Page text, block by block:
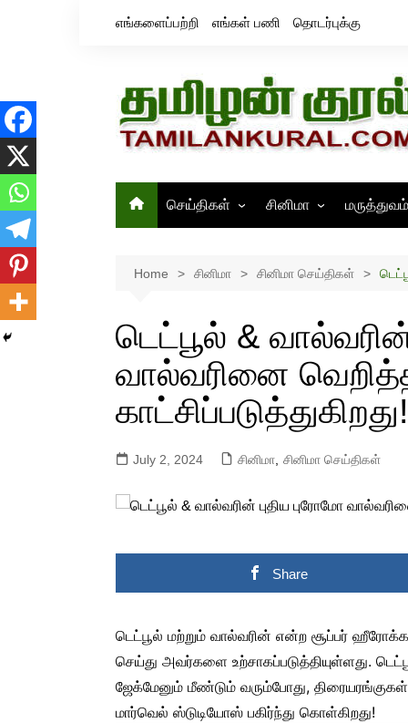
எங்களைப்பற்றி எங்கள் பணி தொடர்புக்கு
செய்திகள்
இந்தியா
சினிமா
திரைவிமர்சனம்
மருத்துவம்
Home சினிமா சினிமா செய்திகள்
டெட்பூல் &
வால்வரினை
காட்சிப்படுத்துகிறது!
July 2, 2024 சினிமா சினிமா செய்திகள்
Share
டெட்பூல் மற்றும் வால்வரின் என்ற சூப்பர்
செய்து அவர்களை உற்சாகப்படுத்தியுள்ளது.
ஜேக்மேனும் மீண்டும் வரும்போது, திரையரங்குகள்
மார்வெல் ஸ்டுடியோஸ் பகிர்ந்து கொள்கிறது!